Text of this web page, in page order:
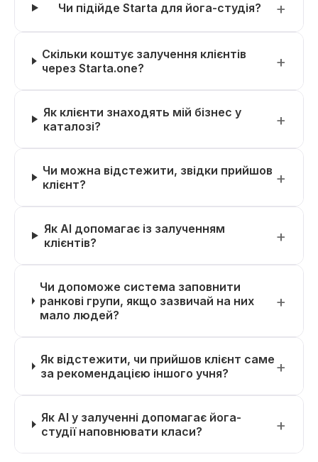
Чи підійде Starta для йога-студія?
Скільки коштує залучення клієнтів
через Starta.one?
Як клієнти знаходять мій бізнес у
каталозі?
Чи можна відстежити, звідки прийшов
клієнт?
Як AI допомагає із залученням
клієнтів?
Чи допоможе система заповнити
ранкові групи, якщо зазвичай на них
мало людей?
Як відстежити, чи прийшов клієнт саме
за рекомендацією іншого учня?
Як AI у залученні допомагає йога-
студії наповнювати класи?